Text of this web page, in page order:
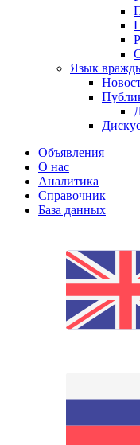
Язык
Объявления
О нас
Аналитика
Справочник
База данных